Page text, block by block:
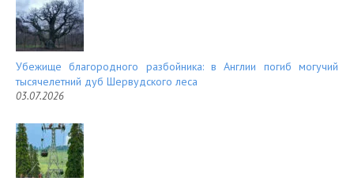
Убежище благородного разбойника: в Англии погиб могучий
тысячелетний дуб Шервудского леса
03.07.2026